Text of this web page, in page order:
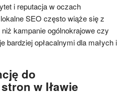
i reputacja w oczach
SEO często wiąże się z
kampanie ogólnokrajowe czy
bardziej opłacalnymi dla małych i
do
w Iławie